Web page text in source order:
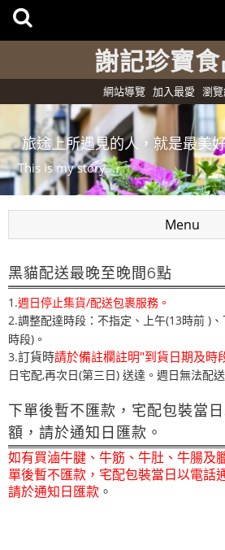
謝記珍寶
網站導覽 加入最愛 瀏
旅途上所遇見的人，就是最美
This is my story....
Menu
黑貓配送最晚至晚間6點
1.週日停止集貨/配送包裹服務。
2.調整配達時段：不指定、上午(13時前 ) 、
時段)。
3.訂貨時請於備註欄註明"到貨日期及時
日宅配,再次日(第三日) 送達。週日無法配
下單後暫不匯款，宅配包裝當
額，請於通知日匯款。
如有買滷牛腱、牛筋、牛肚、牛腸及
單後暫不匯款，宅配包裝當日以電話
請於通知日匯款 。